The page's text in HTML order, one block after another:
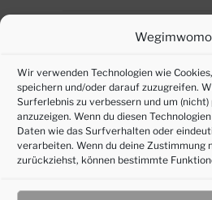
Wir verwenden Technologien wie
speichern und/oder darauf zuzugreifen.
Surferlebnis zu verbessern und um
anzuzeigen. Wenn du diesen
Daten wie das Surfverhalten oder
verarbeiten. Wenn du deine Zustimmung
zurückziehst, können bestimmte
Impressum
Cookie-Richtlinie (EU)